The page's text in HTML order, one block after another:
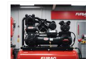
выгодным ценам
МЗБМ